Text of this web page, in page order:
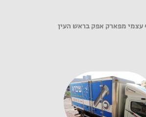
עצמי מפארק אפק בראש העין